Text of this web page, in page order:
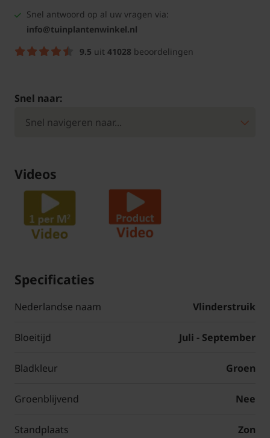
Snel antwoord op al uw vragen via:
info@tuinplantenwinkel.nl
9.5 uit 41028 beoordelingen
Snel naar:
Videos
Specificaties
Nederlandse naam Vlinderstruik
Bloeitijd Juli - September
Bladkleur Groen
Groenblijvend Nee
Standplaats Zon